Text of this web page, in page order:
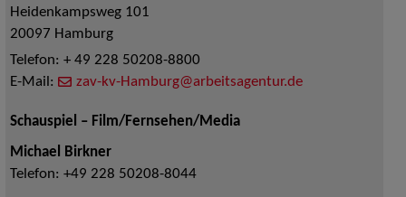
Heidenkampsweg 101
20097 Hamburg
Telefon: + 49 228 50208-8800
E-Mail:
zav-kv-Hamburg@arbeitsagentur.de
Schauspiel – Film/Fernsehen/Media
Michael Birkner
Telefon: +49 228 50208-8044